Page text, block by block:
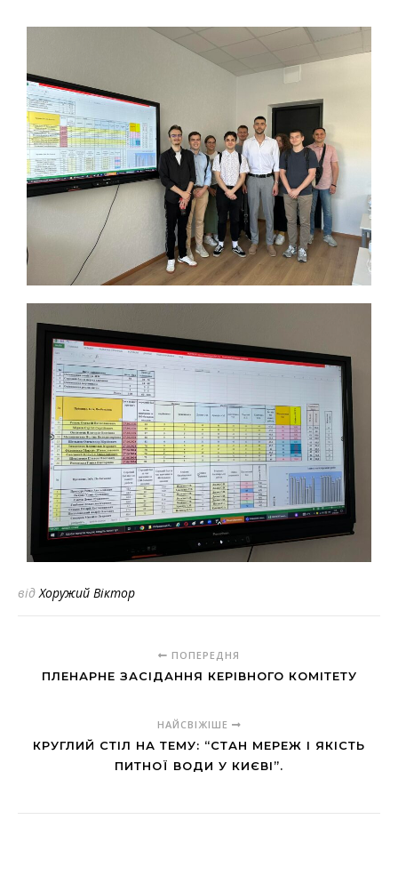
відХоружий Віктор
ПОПЕРЕДНЯ
ПЛЕНАРНЕ ЗАСІДАННЯ КЕРІВНОГО КОМІТЕТУ
НАЙСВІЖІШЕ
КРУГЛИЙ СТІЛ НА ТЕМУ: “СТАН МЕРЕЖ І ЯКІСТЬ
ПИТНОЇ ВОДИ У КИЄВІ”.